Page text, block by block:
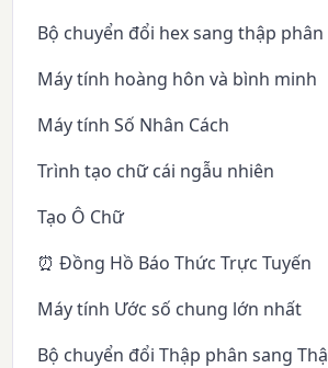
Bộ chuyển đổi hex sang thập phân
Máy tính hoàng hôn và bình minh
Máy tính Số Nhân Cách
Trình tạo chữ cái ngẫu nhiên
Tạo Ô Chữ
⏰ Đồng Hồ Báo Thức Trực Tuyến
Máy tính Ước số chung lớn nhất
Bộ chuyển đổi Thập phân sang